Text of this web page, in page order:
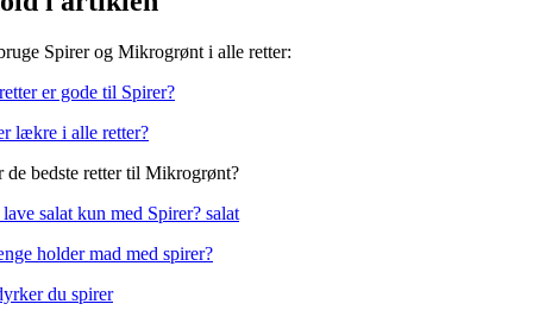
Spirer og Mikrogrønt i alle retter:
er gode til Spirer?
lækre i alle retter?
de bedste retter til Mikrogrønt?
salat kun med Spirer? salat
holder mad med spirer?
du spirer